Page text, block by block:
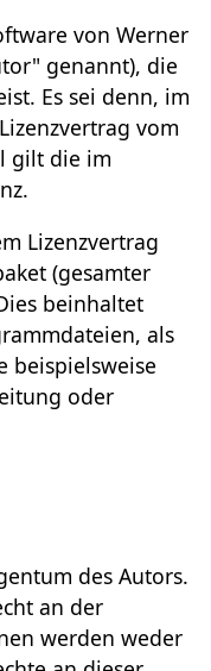
von Werner
genannt), die
Es sei denn, im
vom
gilt die im
Lizenzvertrag
(gesamter
beinhaltet
als
beispielsweise
oder
des Autors.
an der
werden weder